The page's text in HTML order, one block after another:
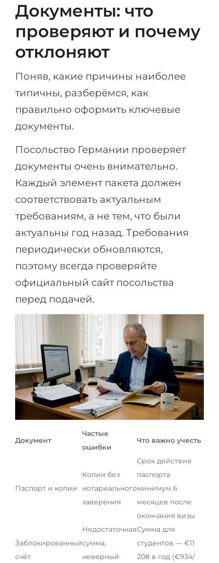
Документы: что
проверяют и почему
отклоняют
Поняв, какие причины наиболее
типичны, разберёмся, как
правильно оформить ключевые
документы.
Посольство Германии проверяет
документы очень внимательно.
Каждый элемент пакета должен
соответствовать актуальным
требованиям, а не тем, что были
актуальны год назад. Требования
периодически обновляются,
поэтому всегда проверяйте
официальный сайт посольства
перед подачей.
Документ
Частые
ошибки
Что важно учесть
Паспорт и копии
Копии без
нотариального
заверения
Срок действия
паспорта
минимум 6
месяцев после
окончания визы
Заблокированный
счёт
Недостаточная
сумма,
неверный
Сумма для
студентов — €11
208 в год (€934/